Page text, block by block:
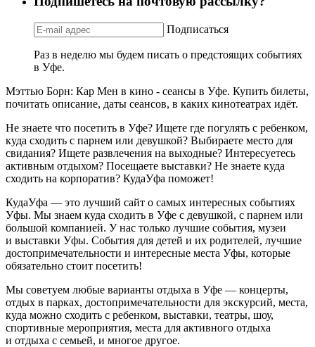
Подписаться
Раз в неделю мы будем писать о предстоящих событиях
в Уфе.
Мэттью Борн: Кар Мен в кино - сеансы в Уфе. Купить билеты,
почитать описание, даты сеансов, в каких кинотеатрах идёт.
Не знаете что посетить в Уфе? Ищете где погулять с ребенком,
куда сходить с парнем или девушкой? Выбираете место для
свидания? Ищете развлечения на выходные? Интересуетесь
активным отдыхом? Посещаете выставки? Не знаете куда
сходить на корпоратив? КудаУфа поможет!
КудаУфа — это лучший сайт о самых интересных событиях
Уфы. Мы знаем куда сходить в Уфе с девушкой, с парнем или
большой компанией. У нас только лучшие события, музеи
и выставки Уфы. События для детей и их родителей, лучшие
достопримечательности и интересные места Уфы, которые
обязательно стоит посетить!
Мы советуем любые варианты отдыха в Уфе — концерты,
отдых в парках, достопримечательности для экскурсий, места,
куда можно сходить с ребенком, выставки, театры, шоу,
спортивные мероприятия, места для активного отдыха
и отдыха с семьей, и многое другое.